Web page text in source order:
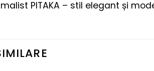
PITAKA – stil elegant și